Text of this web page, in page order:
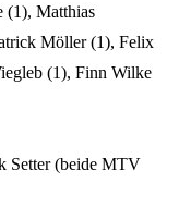
(1), Matthias
Möller (1), Felix
(1), Finn Wilke
Setter (beide MTV